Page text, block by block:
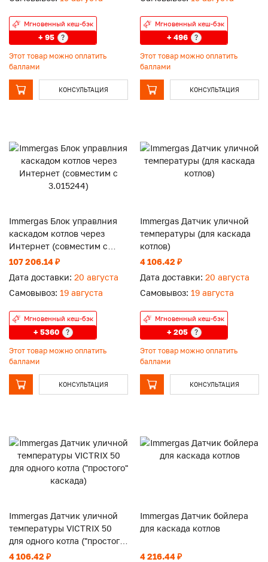
Мгновенный кеш-бэк
+ 95 ?
Этот товар можно оплатить
баллами
КОНСУЛЬТАЦИЯ
Мгновенный кеш-бэк
+ 496 ?
Этот товар можно оплатить
баллами
КОНСУЛЬТАЦИЯ
Immergas Блок управлния
каскадом котлов через
Интернет (совместим с
3.015244)
107 206.14 ₽
Дата доставки: 20 августа
Самовывоз: 19 августа
Мгновенный кеш-бэк
+ 5360 ?
Этот товар можно оплатить
баллами
КОНСУЛЬТАЦИЯ
Immergas Датчик уличной
температуры (для каскада
котлов)
4 106.42 ₽
Дата доставки: 20 августа
Самовывоз: 19 августа
Мгновенный кеш-бэк
+ 205 ?
Этот товар можно оплатить
баллами
КОНСУЛЬТАЦИЯ
Immergas Датчик уличной
температуры VICTRIX 50
для одного котла ("простого"
каскада)
4 106.42 ₽
Immergas Датчик бойлера
для каскада котлов
4 216.44 ₽